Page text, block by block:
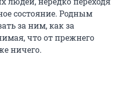
состояние. Родным
за ним, как за
что от прежнего
ничего.